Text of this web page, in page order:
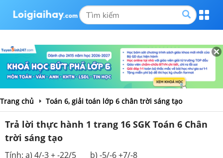
Trang chủ Toán 6, giải toán lớp 6 chân trời sáng tạo
Trả lời thực hành 1 trang 16 SGK Toán 6 Chân
trời sáng tạo
Tính: a) 4/-3 + -22/5 b) -5/-6 +7/-8